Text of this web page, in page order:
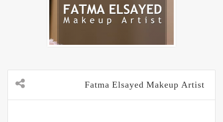
Fatma Elsayed Makeup Artist